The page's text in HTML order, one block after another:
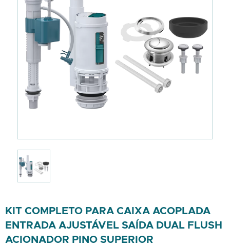
KIT COMPLETO PARA CAIXA ACOPLADA
ENTRADA AJUSTÁVEL SAÍDA DUAL FLUSH
ACIONADOR PINO SUPERIOR